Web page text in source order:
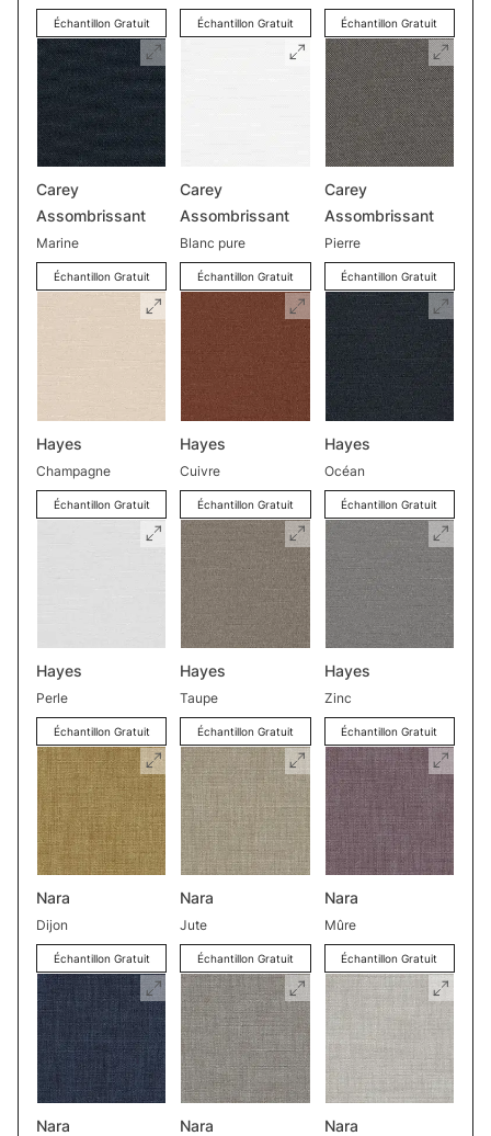
Échantillon Gratuit Échantillon Gratuit Échantillon Gratuit
Carey
Assombrissant
Marine
Échantillon Gratuit
Carey
Assombrissant
Blanc pure
Échantillon Gratuit
Carey
Assombrissant
Pierre
Échantillon Gratuit
Hayes
Champagne
Échantillon Gratuit
Hayes
Cuivre
Échantillon Gratuit
Hayes
Océan
Échantillon Gratuit
Hayes
Perle
Échantillon Gratuit
Hayes
Taupe
Échantillon Gratuit
Hayes
Zinc
Échantillon Gratuit
Nara
Dijon
Échantillon Gratuit
Nara
Jute
Échantillon Gratuit
Nara
Mûre
Échantillon Gratuit
Nara Nara Nara